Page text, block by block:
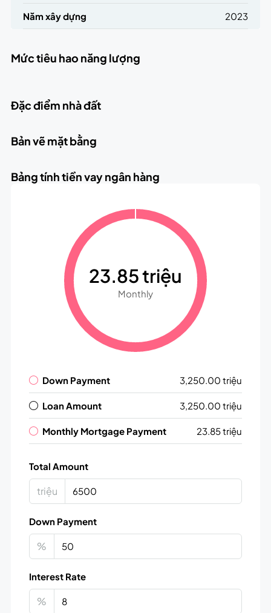
Năm xây dựng 2023
Mức tiêu hao năng lượng
Đặc điểm nhà đất
Bản vẽ mặt bằng
Bảng tính tiền vay ngân hàng
23.85 triệu
Monthly
Down Payment 3,250.00 triệu
Loan Amount 3,250.00 triệu
Monthly Mortgage Payment 23.85 triệu
Total Amount
triệu
Down Payment
%
Interest Rate
%